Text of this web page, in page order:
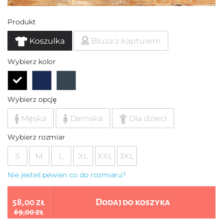
Produkt
Koszulka Bluza z kapturem
Wybierz kolor
Wybierz opcję
Męska Damska Dla dzieci
Wybierz rozmiar
S M L XL XXL 3XL
Nie jesteś pewien co do rozmiaru?
58,00 zł
69,00 zł
Dodaj do koszyka